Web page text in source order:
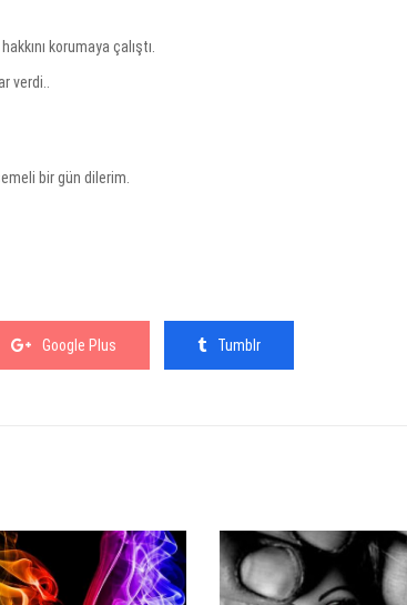
korumaya çalıştı.
verdi..
bir gün dilerim.
Google Plus Tumblr